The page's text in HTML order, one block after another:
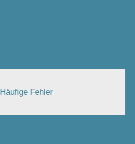
Häufige Fehler